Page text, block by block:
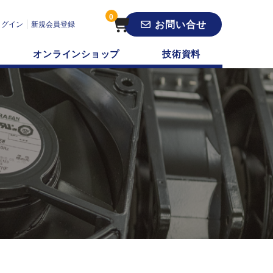
グイン 新規会員登録
0
お問い合せ
オンラインショップ 技術資料